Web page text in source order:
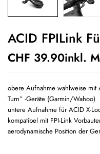
ACID FPILink
CHF 39.90inkl.
obere Aufnahme wahlweise mit
Turn” -Geräte (Garmin/Wahoo)
untere Aufnahme für ACID X-
kompatibel mit FPI-Link
aerodynamische Position der